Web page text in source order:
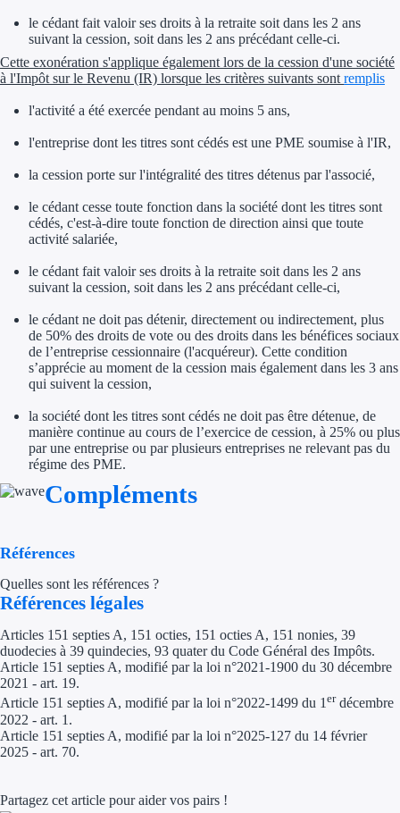
Trouvez des idées de
Quelles aides pour
Ouvrage
Régions de A à H
Aides Région
Aides Région
Aides Région
Aides Région
Aides Région
Aides Région
Aides Région
le cédant fait valoir ses droits à la retraite soit dans les 2 ans
suivant la cession, soit dans les 2 ans précédant celle-ci.
Cette exonération s'applique également lors de la cession d'une société
à l'Impôt sur le Revenu (IR) lorsque les critères suivants sontremplis
l'activité a été exercée pendant au moins 5 ans,
l'entreprise dont les titres sont cédés est une PME soumise à l'IR,
la cession porte sur l'intégralité des titres détenus par l'associé,
le cédant cesse toute fonction dans la société dont les titres sont
cédés, c'est-à-dire toute fonction de direction ainsi que toute
activité salariée,
le cédant fait valoir ses droits à la retraite soit dans les 2 ans
suivant la cession, soit dans les 2 ans précédant celle-ci,
le cédant ne doit pas détenir, directement ou indirectement, plus
de 50% des droits de vote ou des droits dans les bénéfices sociaux
de l’entreprise cessionnaire (l'acquéreur). Cette condition
s’apprécie au moment de la cession mais également dans les 3 ans
qui suivent la cession,
la société dont les titres sont cédés ne doit pas être détenue, de
manière continue au cours de l’exercice de cession, à 25% ou plus
par une entreprise ou par plusieurs entreprises ne relevant pas du
régime des PME.
Compléments
Références
Quelles sont les références ?
Références légales
Articles 151 septies A, 151 octies, 151 octies A, 151 nonies, 39
duodecies à 39 quindecies, 93 quater du Code Général des Impôts.
Article 151 septies A, modifié par la loi n°2021-1900 du 30 décembre
2021 - art. 19.
Article 151 septies A, modifié par la loi n°2022-1499 du 1erdécembre
2022 - art. 1.
Article 151 septies A, modifié par la loi n°2025-127 du 14 février
2025 - art. 70.
Partagez cet article pour aider vos pairs !